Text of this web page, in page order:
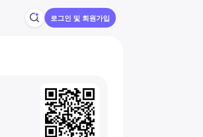
로그인 및 회원가입